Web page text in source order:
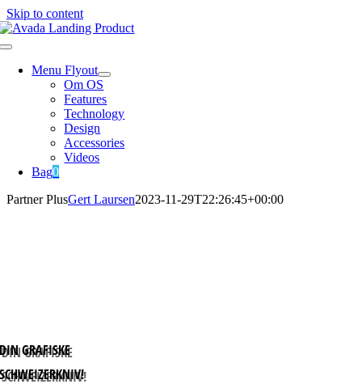
Skip to content
Menu Flyout
Om OS
Features
Technology
Design
Accessories
Videos
Bag0
Partner PlusGert Laursen2023-11-29T22:26:45+00:00
DIN GRAFISKE
SCHWEIZERKNIV!